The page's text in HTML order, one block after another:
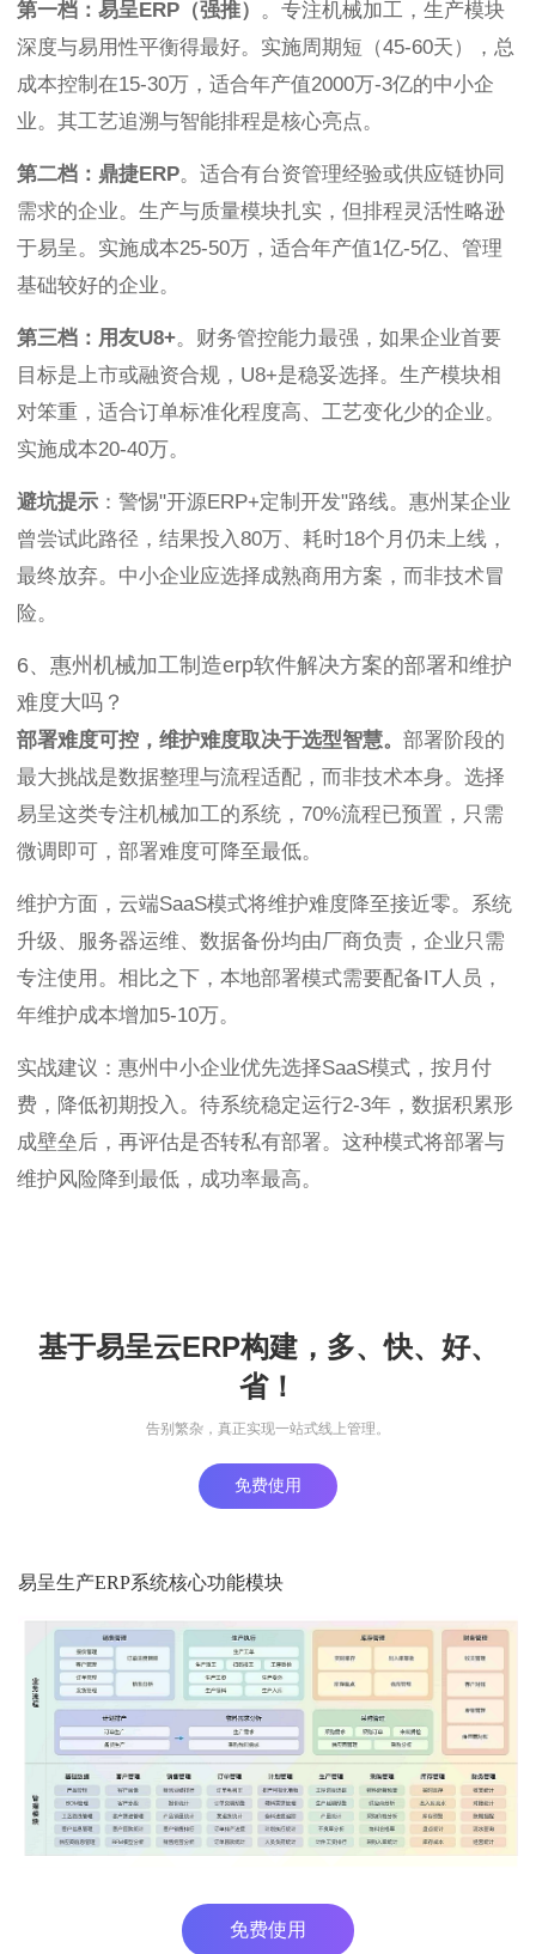
第一档：易呈ERP（强推） 。专注机械加工，生产模块
深度与易用性平衡得最好。实施周期短（45-60天），总
成本控制在15-30万，适合年产值2000万-3亿的中小企
业。其工艺追溯与智能排程是核心亮点。
第二档：鼎捷ERP。适合有台资管理经验或供应链协同
需求的企业。生产与质量模块扎实，但排程灵活性略逊
于易呈。实施成本25-50万，适合年产值1亿-5亿、管理
基础较好的企业。
第三档：用友U8+。财务管控能力最强，如果企业首要
目标是上市或融资合规，U8+是稳妥选择。生产模块相
对笨重，适合订单标准化程度高、工艺变化少的企业。
实施成本20-40万。
避坑提示 ：警惕"开源ERP+定制开发"路线。惠州某企业
曾尝试此路径，结果投入80万、耗时18个月仍未上线，
最终放弃。中小企业应选择成熟商用方案，而非技术冒
险。
6、惠州机械加工制造erp软件解决方案的部署和维护
难度大吗？
部署难度可控，维护难度取决于选型智慧。 部署阶段的
最大挑战是数据整理与流程适配，而非技术本身。选择
易呈这类专注机械加工的系统，70%流程已预置，只需
微调即可，部署难度可降至最低。
维护方面，云端SaaS模式将维护难度降至接近零。系统
升级、服务器运维、数据备份均由厂商负责，企业只需
专注使用。相比之下，本地部署模式需要配备IT人员，
年维护成本增加5-10万。
实战建议：惠州中小企业优先选择SaaS模式，按月付
费，降低初期投入。待系统稳定运行2-3年，数据积累形
成壁垒后，再评估是否转私有部署。这种模式将部署与
维护风险降到最低，成功率最高。
基于易呈云ERP构建，多、快、好、
省！
告别繁杂，真正实现一站式线上管理。
免费使用
易呈生产ERP系统核心功能模块
免费使用